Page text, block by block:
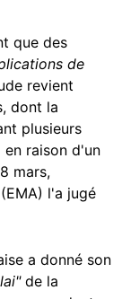
que des
de
revient
dont la
plusieurs
raison d'un
mars,
l'a jugé
a donné son
de la